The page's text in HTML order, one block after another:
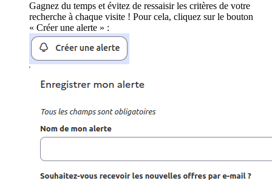
Gagnez du temps et évitez de ressaisir les critères de votre
recherche à chaque visite ! Pour cela, cliquez sur le bouton
« Créer une alerte » :